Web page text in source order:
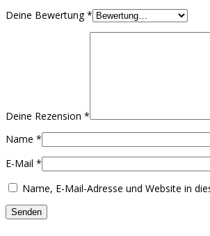
Deine Bewertung*
Deine Rezension *
Name *
E-Mail *
Name, E-Mail-Adresse und Website in